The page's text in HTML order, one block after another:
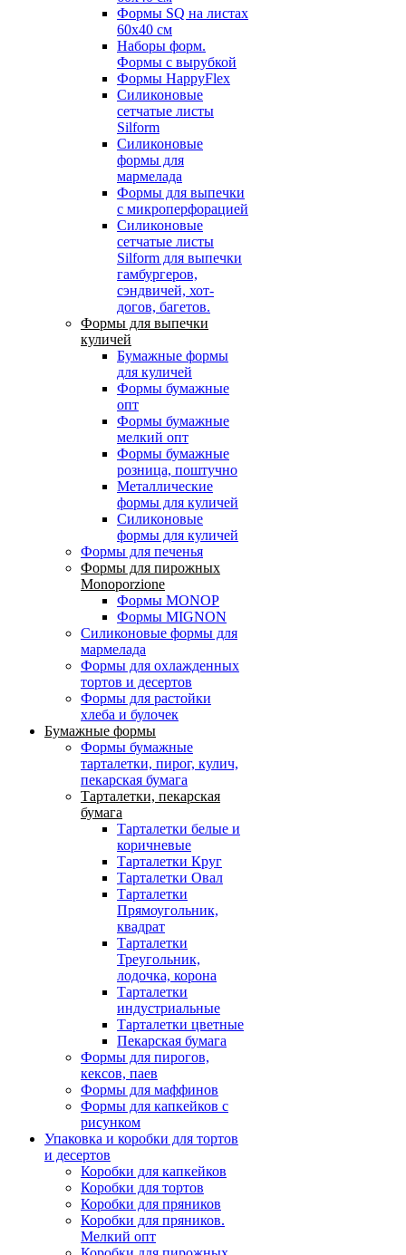
Формы SQ на листах
60х40 см
Наборы форм.
Формы с вырубкой
Формы HappyFlex
Силиконовые
сетчатые листы
Silform
Силиконовые
формы для
мармелада
Формы для выпечки
с микроперфорацией
Силиконовые
сетчатые листы
Silform для выпечки
гамбургеров,
сэндвичей, хот-
догов, багетов.
Формы для выпечки
куличей
Бумажные формы
для куличей
Формы бумажные
опт
Формы бумажные
мелкий опт
Формы бумажные
розница, поштучно
Металлические
формы для куличей
Силиконовые
формы для куличей
Формы для печенья
Формы для пирожных
Monoporzione
Формы MONOP
Формы MIGNON
Силиконовые формы для
мармелада
Формы для oхлажденных
тортов и десертов
Формы для растойки
хлеба и булочек
Бумажные формы
Формы бумажные
тарталетки, пирог, кулич,
пекарская бумага
Тарталетки, пекарская
бумага
Тарталетки белые и
коричневые
Тарталетки Круг
Тарталетки Овал
Тарталетки
Прямоугольник,
квадрат
Тарталетки
Треугольник,
лодочка, корона
Тарталетки
индустриальные
Тарталетки цветные
Пекарская бумага
Формы для пирогов,
кексов, паев
Формы для маффинов
Формы для капкейков с
рисунком
Упаковка и коробки для тортов
и десертов
Коробки для капкейков
Коробки для тортов
Коробки для пряников
Коробки для пряников.
Мелкий опт